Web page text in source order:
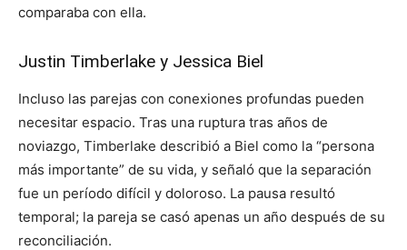
comparaba con ella.
Justin Timberlake y Jessica Biel
Incluso las parejas con conexiones profundas pueden
necesitar espacio. Tras una ruptura tras años de
noviazgo, Timberlake describió a Biel como la “persona
más importante” de su vida, y señaló que la separación
fue un período difícil y doloroso. La pausa resultó
temporal; la pareja se casó apenas un año después de su
reconciliación.